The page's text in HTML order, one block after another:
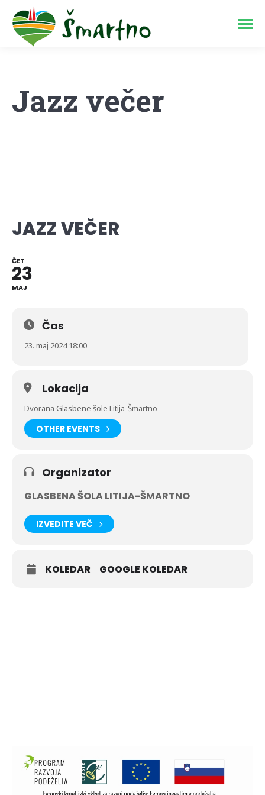
Jazz večer
JAZZ VEČER
ČET
23
MAJ
Čas
23. maj 2024 18:00
Lokacija
Dvorana Glasbene šole Litija-Šmartno
OTHER EVENTS
Organizator
GLASBENA ŠOLA LITIJA-ŠMARTNO
IZVEDITE VEČ
KOLEDAR GOOGLE KOLEDAR